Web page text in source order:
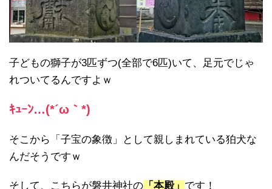
子どもの獅子が3匹ずつ(全部で6匹)いて、足元でじゃ
れついてるんですよｗ
ｷｭｰﾝ…(*´ω｀*)
そこから「子宝の象徴」として親しまれている狛犬な
んだそうですｗ
そして、こちらが磐井神社の 「本殿」 です！